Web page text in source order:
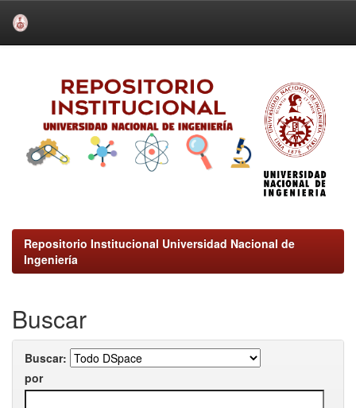
Repositorio Institucional Universidad Nacional de
Ingeniería
Buscar
Buscar:
por